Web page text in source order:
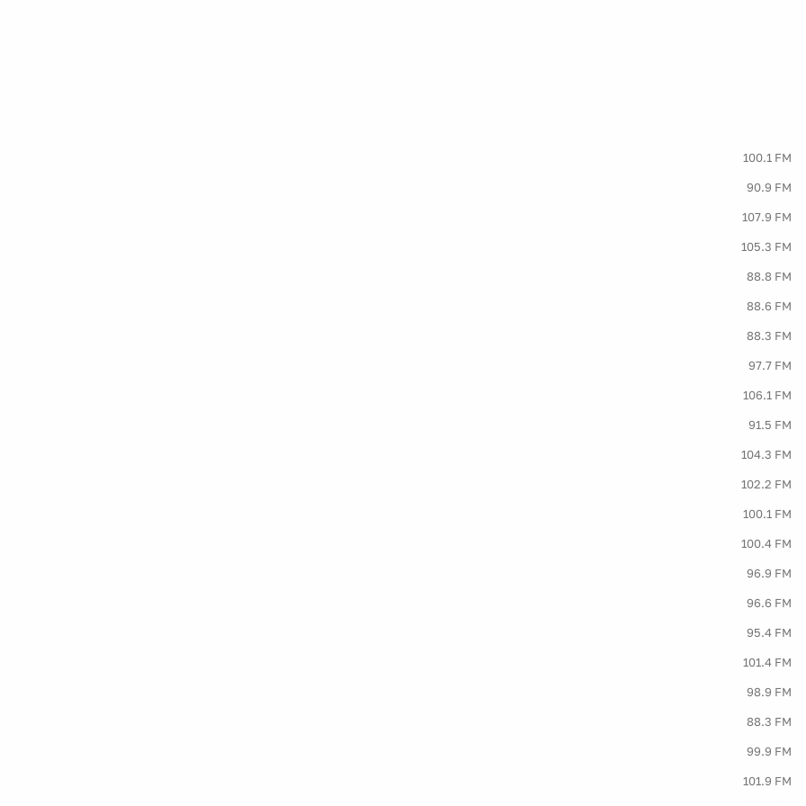
100.1 FM
90.9 FM
107.9 FM
105.3 FM
88.8 FM
88.6 FM
88.3 FM
97.7 FM
106.1 FM
91.5 FM
104.3 FM
102.2 FM
100.1 FM
100.4 FM
96.9 FM
96.6 FM
95.4 FM
101.4 FM
98.9 FM
88.3 FM
99.9 FM
101.9 FM